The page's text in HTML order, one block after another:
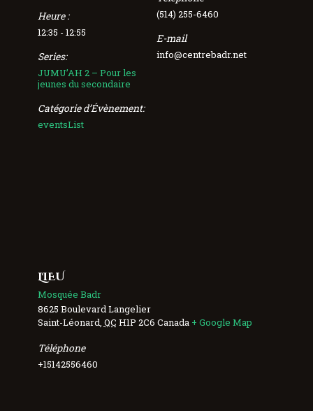
Heure :
12:35 - 12:55
Series:
JUMU’AH 2 – Pour les
jeunes du secondaire
Catégorie d’Évènement:
eventsList
(514) 255-6460
E-mail
info@centrebadr.net
LIEU
Mosquée Badr
8625 Boulevard Langelier
Saint-Léonard QC H1P 2C6 Canada + Google Map
Téléphone
+15142556460